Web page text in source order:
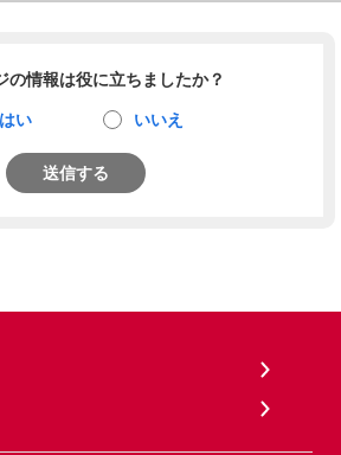
の情報は役に立ちましたか？
はい いいえ
送信する